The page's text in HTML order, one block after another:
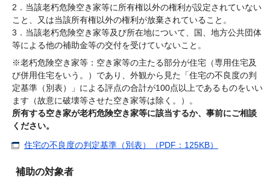
2．当該老朽危険空き家等に所有権以外の権利が設定されていない
こと、又は当該所有権以外の権利が放棄されていること。
3．当該老朽危険空き家等及び所在地について、国、地方公共団体
等による他の補助金等の交付を受けていないこと。
※老朽危険空き家等：空き家等の主たる部分が住宅（専用住宅及
び併用住宅をいう。）であり、外観から見た「住宅の不良度の判
定基準（別表）」による評点の合計が100点以上であるものをいい
ます（故意に破壊等させた空き家等は除く。）。
所有する空き家が老朽危険空き家等に該当するか、事前にご相談
ください。
住宅の不良度の判定基準（別表）（PDF：125KB）
補助の対象者